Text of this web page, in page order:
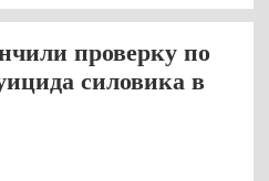
проверку по
силовика в